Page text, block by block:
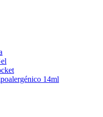
14ml